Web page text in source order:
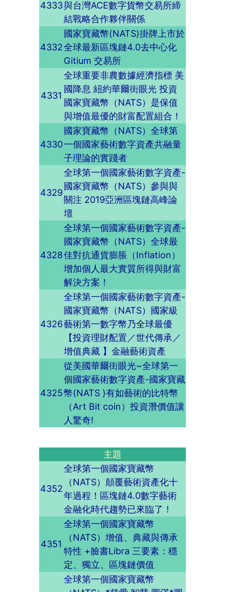
4333與台灣ACE數字貨幣交易所締
結戰略合作夥伴關係
4332
國家寶藏幣(NATS)掛牌上市於
全球最新區塊鏈4.0去中心化
Gitium 交易所
4331
全球重要非農數據經濟指標 美
國降息 紐約華爾街眼光 投資
國家寶藏幣（NATS）是保值
與增值最優的財富配置組合！
4330
國家寶藏幣（NATS）全球第
一個國家藝術數字資產共融量
子理論的實踐者
4329
全球第一個國家藝術數字資產-
國家寶藏幣（NATS）參與與
關注 2019亞洲區塊鏈高峰論
壇
4328
全球第一個國家藝術數字資產-
國家寶藏幣（NATS）全球最
佳對抗通貨膨脹（Inflation）
增加個人最大實質所得與財富
解決方案！
4326
全球第一個國家藝術數字資產-
國家寶藏幣（NATS）國家級
藝術第一數字幣乃全球最優
【投資理財配置／世代傳承／
增值典藏 】金融藝術資產
4325
從美國華爾街眼光~全球第一
個國家藝術數字資產-國家寶藏
幣(NATS )有如藝術的比特幣
（Art Bit coin）投資潛價值讓
人驚奇!
主題
4352
全球第一個國家寶藏幣
（NATS）顛覆藝術資產化十
年過程！區塊鏈4.0數字藝術
金融化時代趨勢已來臨了！
4351
全球第一個國家寶藏幣
（NATS）增值、典藏與傳承
特性 +臉書Libra 三要素：穩
定、獨立、區塊鏈價值
全球第一個國家寶藏幣